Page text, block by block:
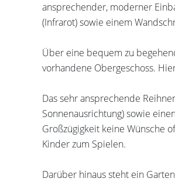
ansprechender, moderner
(Infrarot) sowie einem
Über eine bequem zu
vorhandene Obergeschoss.
Das sehr ansprechende
Sonnenausrichtung) sowie
Großzügigkeit keine Wünsche
Kinder zum Spielen.
Darüber hinaus steht ein